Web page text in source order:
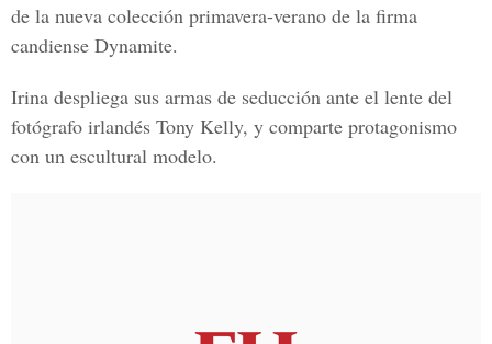
de la nueva colección primavera-verano de la firma
candiense Dynamite.
Irina despliega sus armas de seducción ante el lente del
fotógrafo irlandés Tony Kelly, y comparte protagonismo
con un escultural modelo.